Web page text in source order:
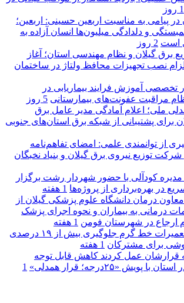
1 روز
در پیامی به مناسبت اربعین حسینی: اربعین؛
و دلدادگی میلیون‌ها انسان آزاده به
است 2 روز
برق گیلان و نظام مهندسی استان؛ آغاز
نصب تجهیزات محافظ ولتاژ در ساختمان
تخصصی آموزش فرایند بیماریابی در
مراقبت عفونت‌های بیمارستانی 5 روز
ملی؛ اعلام آمادگی مدیر عامل برق
برای پشتیبانی از شبكه برق استان‌های جنوبی
از توانمندی علمی: امضای تفاهم‌نامه
توزیع نیروی برق گیلان و بنیاد نخبگان
کودآلی با حضور شهردار رشت برگزار
در بهره‌برداری از پروژه‌ها 1 هفته
معاون درمان دانشگاه علوم پزشکی گیلان از
درمانی به بیماران و نحوه اجرای پزشک
ارجاع در شهرستان فومن 1 هفته
با استفاده از تعمیرات خط گرم جلوگیری بیش از ۱۹ درصدی
برای مشتركان 1 هفته
قرارشان عمل کردند كاهش قابل توجه
«۲۵درجه؛ قرار همدلی»
1